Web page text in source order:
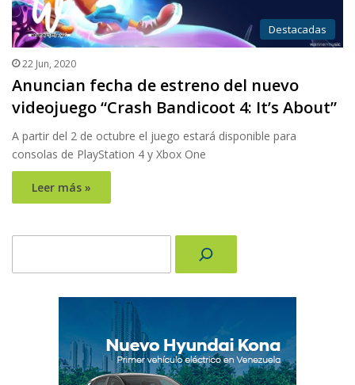
Destacadas
22 Jun, 2020
Anuncian fecha de estreno del nuevo
videojuego “Crash Bandicoot 4: It’s About”
A partir del 2 de octubre el juego estará disponible para
consolas de PlayStation 4 y Xbox One
Leer más »